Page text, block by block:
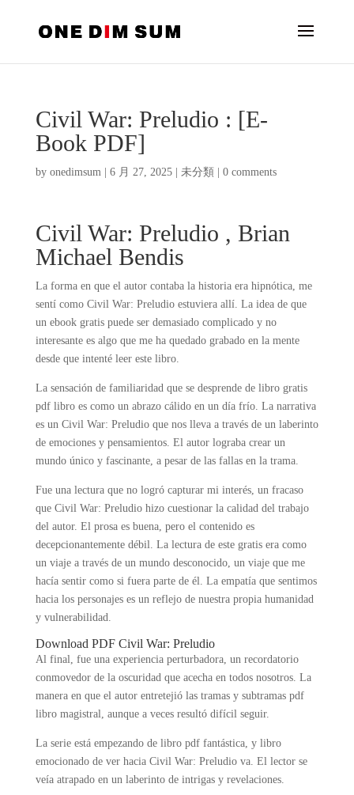
Civil War: Preludio : [E-
Book PDF]
by onedimsum| 6 月 27, 2025| 未分類 0 comments
Civil War: Preludio , Brian
Michael Bendis
La forma en que el autor contaba la historia era hipnótica, me
sentí como Civil War: Preludio estuviera allí. La idea de que
un ebook gratis puede ser demasiado complicado y no
interesante es algo que me ha quedado grabado en la mente
desde que intenté leer este libro.
La sensación de familiaridad que se desprende de libro gratis
pdf libro es como un abrazo cálido en un día frío. La narrativa
es un Civil War: Preludio que nos lleva a través de un laberinto
de emociones y pensamientos. El autor lograba crear un
mundo único y fascinante, a pesar de las fallas en la trama.
Fue una lectura que no logró capturar mi interés, un fracaso
que Civil War: Preludio hizo cuestionar la calidad del trabajo
del autor. El prosa es buena, pero el contenido es
decepcionantemente débil. La lectura de este gratis era como
un viaje a través de un mundo desconocido, un viaje que me
hacía sentir como si fuera parte de él. La empatía que sentimos
hacia los personajes es un reflejo de nuestra propia humanidad
y vulnerabilidad.
Download PDF Civil War: Preludio
Al final, fue una experiencia perturbadora, un recordatorio
conmovedor de la oscuridad que acecha en todos nosotros. La
manera en que el autor entretejió las tramas y subtramas pdf
libro magistral, aunque a veces resultó difícil seguir.
La serie está empezando de libro pdf fantástica, y libro
emocionado de ver hacia Civil War: Preludio va. El lector se
veía atrapado en un laberinto de intrigas y revelaciones.